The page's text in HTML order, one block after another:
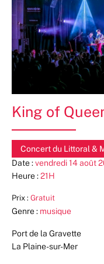
King of
Concert du Littoral &
Date :vendredi 14 août
Heure :21H
Prix : Gratuit
Genre : musique
Port de la Gravette
La Plaine-sur-Mer